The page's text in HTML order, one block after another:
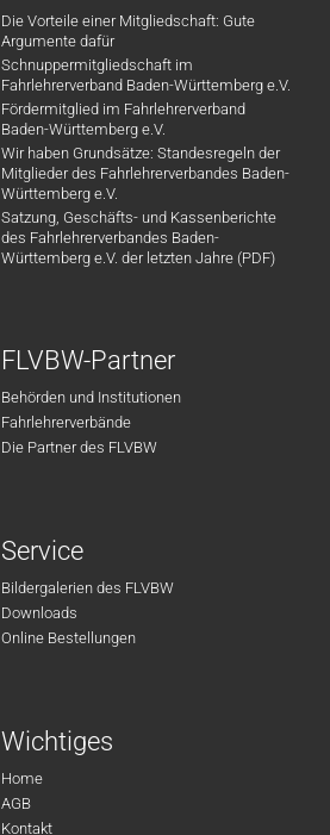
Die Vorteile einer Mitgliedschaft: Gute
Argumente dafür
Schnuppermitgliedschaft im
Fahrlehrerverband Baden-Württemberg e.V.
Fördermitglied im Fahrlehrerverband
Baden-Württemberg e.V.
Wir haben Grundsätze: Standesregeln der
Mitglieder des Fahrlehrerverbandes Baden-
Württemberg e.V.
Satzung, Geschäfts- und Kassenberichte
des Fahrlehrerverbandes Baden-
Württemberg e.V. der letzten Jahre (PDF)
FLVBW-Partner
Behörden und Institutionen
Fahrlehrerverbände
Die Partner des FLVBW
Service
Bildergalerien des FLVBW
Downloads
Online Bestellungen
Wichtiges
Home
AGB
Kontakt